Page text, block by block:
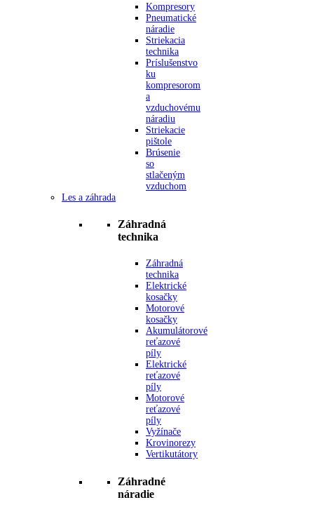
Kompresory
Pneumatické
náradie
Striekacia
technika
Príslušenstvo
ku
kompresorom
a
vzduchovému
náradiu
Striekacie
pištole
Brúsenie
so
stlačeným
vzduchom
Les a záhrada
Záhradná
technika
Záhradná
technika
Elektrické
kosačky
Motorové
kosačky
Akumulátorové
reťazové
píly
Elektrické
reťazové
píly
Motorové
reťazové
píly
Vyžínače
Krovinorezy
Vertikutátory
Záhradné
náradie